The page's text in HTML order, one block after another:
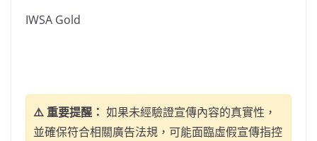
IWSA Gold
⚠️ 重要提醒： 如果未經驗證宣傳內容的真實性，
並確保符合相關廣告法規，可能面臨虛假宣傳指控